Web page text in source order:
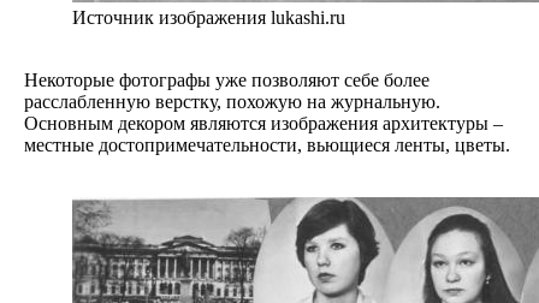
Источник изображения lukashi.ru
Некоторые фотографы уже позволяют себе более
расслабленную верстку, похожую на журнальную.
Основным декором являются изображения архитектуры –
местные достопримечательности, вьющиеся ленты, цветы.